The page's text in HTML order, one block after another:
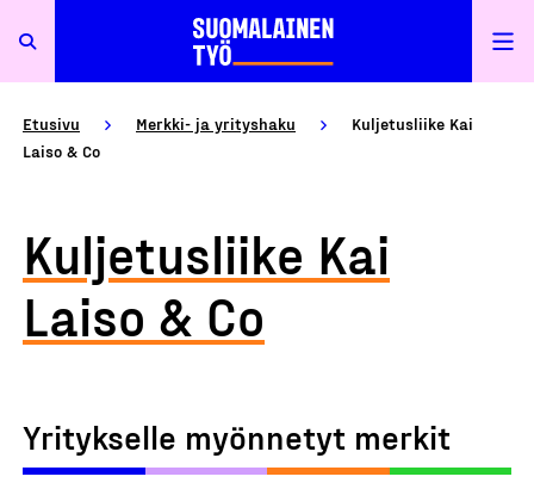
Etusivu Merkki- ja yrityshaku
Kuljetusliike Kai
Laiso & Co
Kuljetusliike Kai
Laiso & Co
Yritykselle myönnetyt merkit